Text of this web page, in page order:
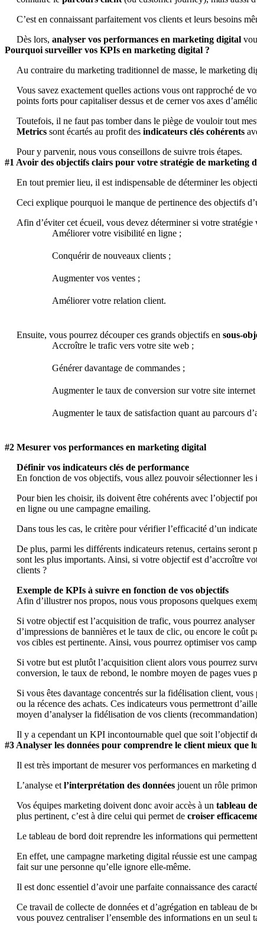
Boostez votre performance avec l’IA agentique de
AI Workplace
Tirez parti de la recherche basée sur l’IA pour découvrir
Sinequa
Sinequa For life sciences
Sinequa For legal
Sinequa For private equity
Solution Coheris CRM
C’est en connaissant parfaitement vos clients et leurs besoins
Dès lors, analyser vos performances en marketing digital
Pourquoi surveiller vos KPIs en marketing digital ?
Au contraire du marketing traditionnel de masse, le marketing
Vous savez exactement quelles actions vous ont rapproché de
points forts pour capitaliser dessus et de cerner vos axes
Toutefois, il ne faut pas tomber dans le piège de vouloir tout
Metrics sont écartés au profit des indicateurs clés cohérents
Pour y parvenir, nous vous conseillons de suivre trois étapes.
#1 Avoir des objectifs clairs pour votre stratégie de marketing
En tout premier lieu, il est indispensable de déterminer les
Ceci explique pourquoi le manque de pertinence des objectifs
Afin d’éviter cet écueil, vous devez déterminer si votre stratégie
Améliorer votre visibilité en ligne ;
Conquérir de nouveaux clients ;
Augmenter vos ventes ;
Améliorer votre relation client.
Ensuite, vous pourrez découper ces grands objectifs en sous-
Accroître le trafic vers votre site web ;
Générer davantage de commandes ;
Augmenter le taux de conversion sur votre site internet
Augmenter le taux de satisfaction quant au parcours
#2 Mesurer vos performances en marketing digital
Définir vos indicateurs clés de performance
En fonction de vos objectifs, vous allez pouvoir sélectionner les
Pour bien les choisir, ils doivent être cohérents avec l’objectif
en ligne ou une campagne emailing.
Dans tous les cas, le critère pour vérifier l’efficacité d’un
De plus, parmi les différents indicateurs retenus, certains
sont les plus importants. Ainsi, si votre objectif est d’accroître
clients ?
Exemple de KPIs à suivre en fonction de vos objectifs
Afin d’illustrer nos propos, nous vous proposons quelques
Si votre objectif est l’acquisition de trafic, vous pourrez
d’impressions de bannières et le taux de clic, ou encore le coût
vos cibles est pertinente. Ainsi, vous pourrez optimiser vos
Si votre but est plutôt l’acquisition client alors vous pourrez
conversion, le taux de rebond, le nombre moyen de pages
Si vous êtes davantage concentrés sur la fidélisation client,
ou la récence des achats. Ces indicateurs vous permettront
moyen d’analyser la fidélisation de vos clients
Il y a cependant un KPI incontournable quel que soit l’objectif
#3 Analyser les données pour comprendre le client mieux que
Il est très important de mesurer vos performances en marketing
L’analyse et l’interprétation des données jouent un rôle
Vos équipes marketing doivent donc avoir accès à un tableau
plus pertinent, c’est à dire celui qui permet de croiser
Le tableau de bord doit reprendre les informations qui
En effet, une campagne marketing digital réussie est une
fait sur une personne qu’elle ignore elle-même.
Il est donc essentiel d’avoir une parfaite connaissance des
Ce travail de collecte de données et d’agrégation en tableau de
vous pouvez centraliser l’ensemble des informations en un seul